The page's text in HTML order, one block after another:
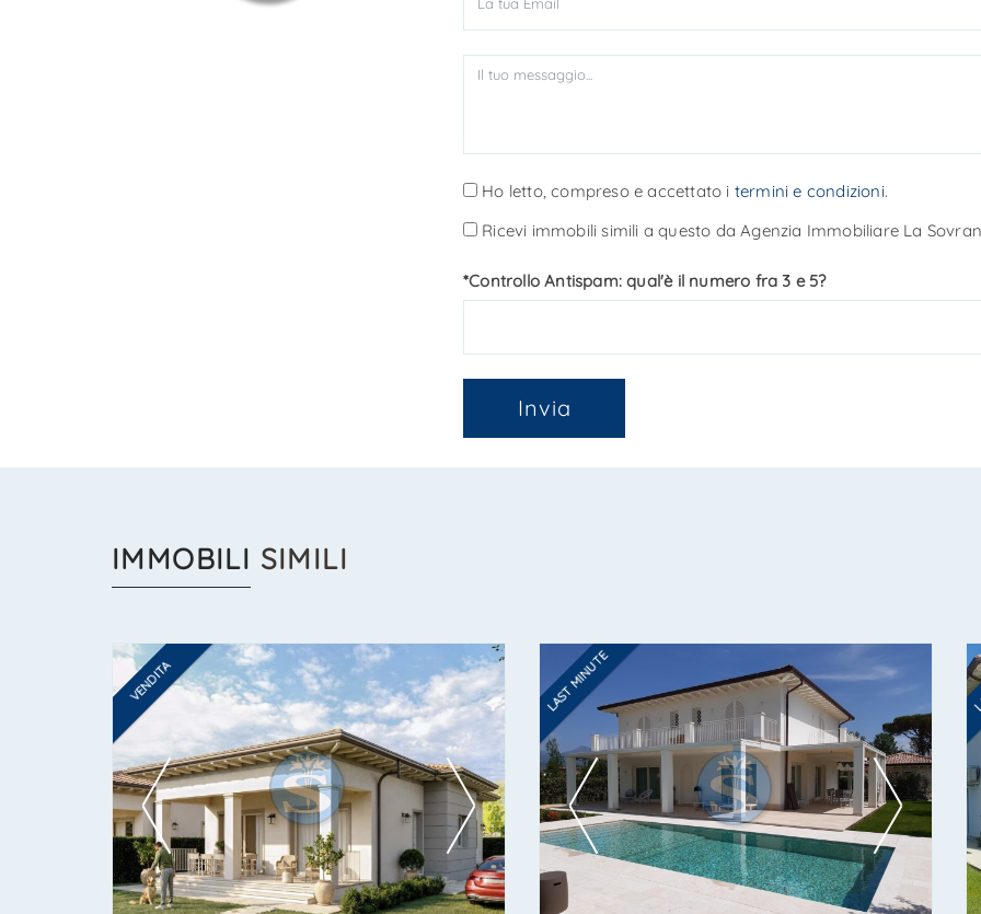
Ho letto, compreso e accettato i termini e condizioni.
Ricevi immobili simili a questo da Agenzia Immobiliare La
*Controllo Antispam: qual'è il numero fra 3 e 5?
Invia
IMMOBILI SIMILI
VENDITA
Ti interessa?
Contatta
--------------------
Vedi tutti i dettagli
LAST MINUTE
Ti interessa?
Contatta
--------------------
Vedi tutti i dettagli